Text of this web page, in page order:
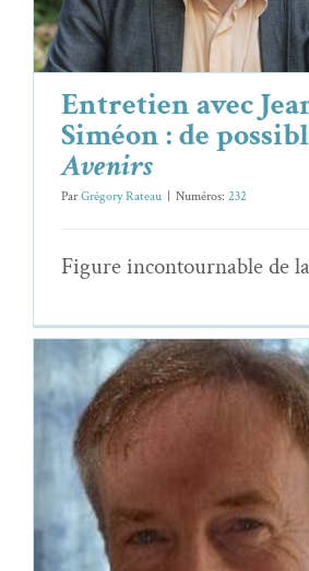
Entretien avec
Siméon : de
Avenirs
ParGrégory Rateau | Numéros: 232
Fig­ure incon­tourn­able de
Traverser les fragilités et